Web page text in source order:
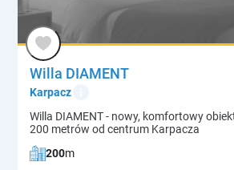
Willa DIAMENT
Karpacz
Willa DIAMENT - nowy, komfortowy
200 metrów od centrum Karpacza
200m